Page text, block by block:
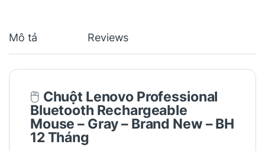
Mô tả Reviews
🖱️ Chuột Lenovo Professional
Bluetooth Rechargeable
Mouse – Gray – Brand New – BH
12 Tháng